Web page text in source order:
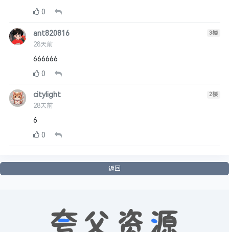
0
ant820816
28天前
3楼
666666
0
citylight
28天前
2楼
6
0
返回